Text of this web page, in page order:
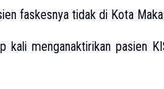
faskesnya tidak di Kota
kali menganaktirikan pasien